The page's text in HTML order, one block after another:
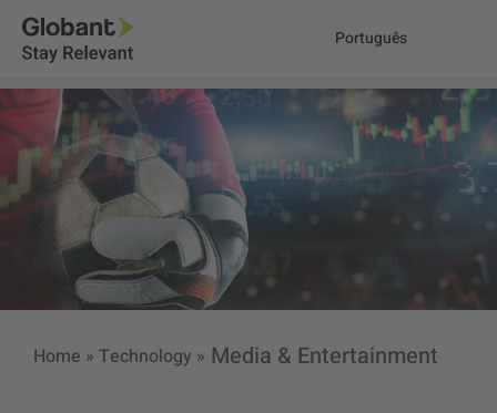
Português
Home » Technology » Media & Entertainment